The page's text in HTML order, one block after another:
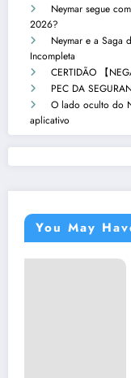
Neymar segue
2026?
Neymar e a Saga
Incompleta
CERTIDÃO 【
PEC DA
O lado oculto do
aplicativo
You May